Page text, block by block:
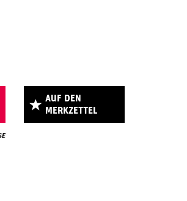
AUF DEN
MERKZETTEL